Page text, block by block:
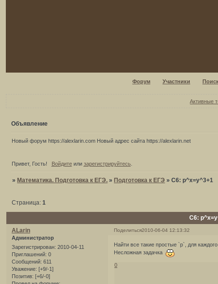
Форум Участники
Активные
Объявление
Новый форум https://alexlarin.com Новый адрес сайта https://alexlarin.net
Привет, Гость! Войдитеили зарегистрируйтесь.
»Математика. Подготовка к ЕГЭ. »Подготовка к ЕГЭ »C6: p^x=y^3+1
C6:
Страница: 1
Поделиться2010-06-04 12:13:32
ALarin
Администратор
Зарегистрирован: 2010-04-11
Приглашений: 0
Сообщений: 611
Уважение: [+9/-1]
Позитив: [+6/-0]
Найти все такие простые `p`, для
Несложная задачка
0